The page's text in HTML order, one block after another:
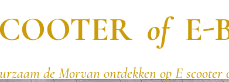
ofE-
de Morvan ontdekken op E scooter